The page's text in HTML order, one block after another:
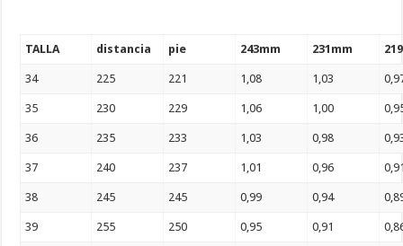
TALLA distancia pie 243mm 231mm
34 225 221 1,08 1,03
35 230 229 1,06 1,00
36 235 233 1,03 0,98
37 240 237 1,01 0,96
38 245 245 0,99 0,94
39 255 250 0,95 0,91